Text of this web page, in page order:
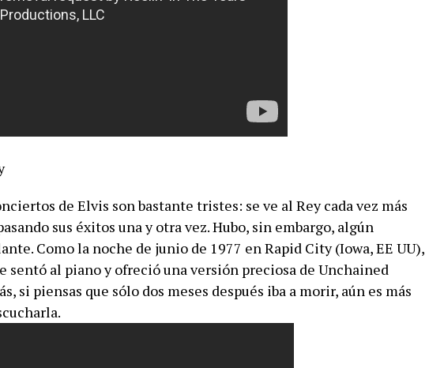
de Elvis son bastante tristes: se ve al Rey cada vez más
sus éxitos una y otra vez. Hubo, sin embargo, algún
Como la noche de junio de 1977 en Rapid City (Iowa, EE UU),
sentó al piano y ofreció una versión preciosa de Unchained
si piensas que sólo dos meses después iba a morir, aún es más